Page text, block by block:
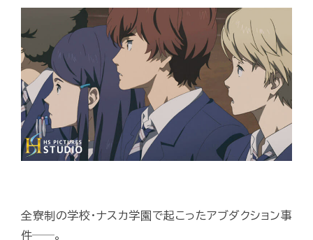
全寮制の学校・ナスカ学園で起こったアブダクション事
件──。